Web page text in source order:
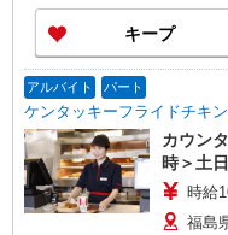
キープ
アルバイト パート
ケンタッキーフライドチキ
カウン
時＞土
時給
福島